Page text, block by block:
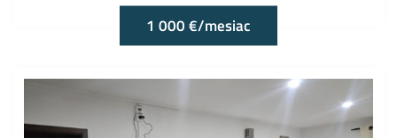
1 000 €/mesiac